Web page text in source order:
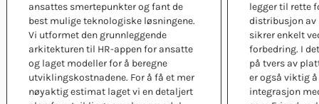
ansattes smertepunkter og fant de
best mulige teknologiske løsningene.
Vi utformet den grunnleggende
arkitekturen til HR-appen for ansatte
og laget modeller for å beregne
utviklingskostnadene. For å få et mer
nøyaktig estimat laget vi en detaljert
legger til rette
distribusjon av
sikrer enkelt
forbedring. I
på tvers av
er også viktig
integrasjon